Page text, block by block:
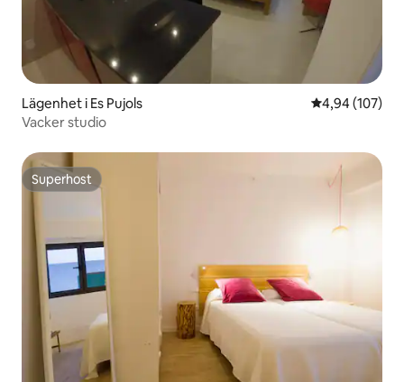
Lägenhet i Es Pujols 4,94 av 5 i
4,94 (107)
Vacker studio
Superhost
Superhost